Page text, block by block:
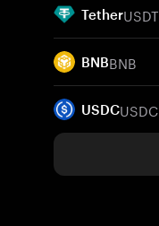
TetherUSDT
BNBBNB
USDCUSDC